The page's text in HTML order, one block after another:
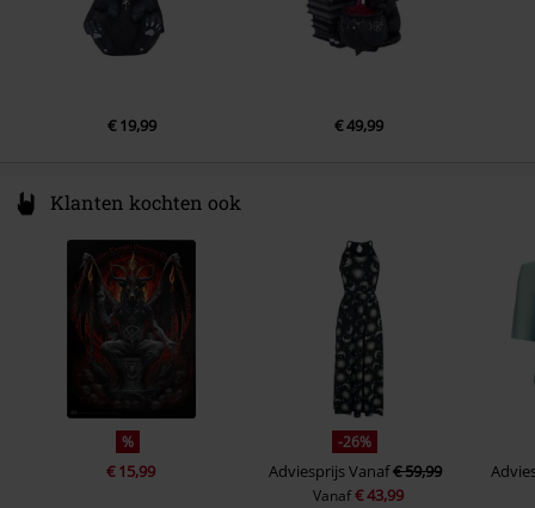
€ 19,99 € 49,99
Klanten kochten ook
%
€ 15,99
-26%
AdviesprijsVanaf€ 59,99
Vanaf€ 43,99